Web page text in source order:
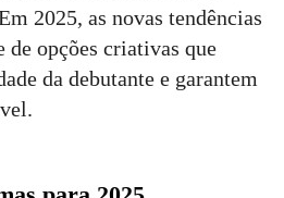
2025, as novas tendências
de opções criativas que
da debutante e garantem